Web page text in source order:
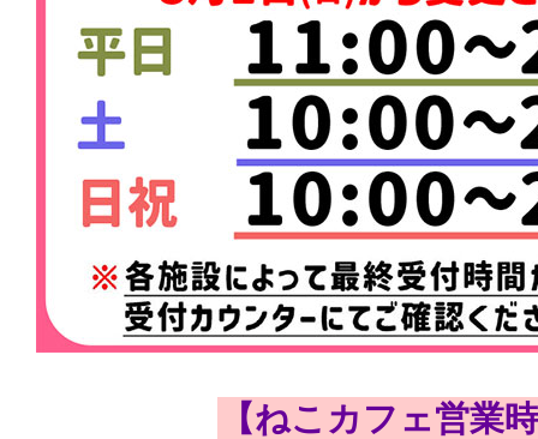
【ねこカフェ営業